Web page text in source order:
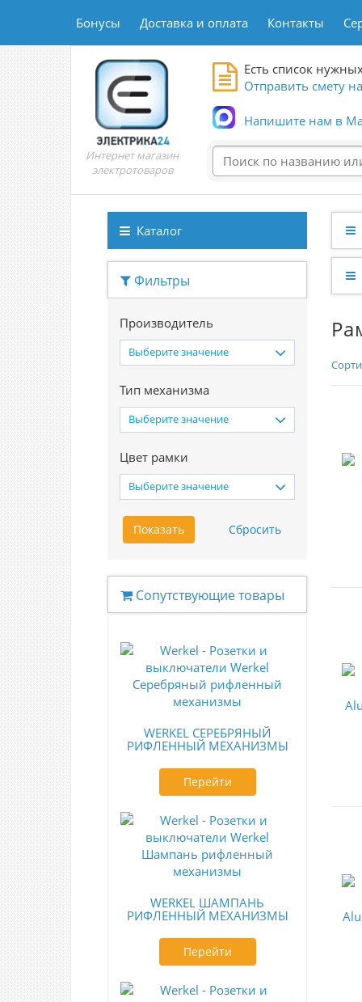
Бонусы Доставка и оплата Контакты
Интернет магазин
электротоваров
Есть список
Отправить смету
Напишите нам в
Каталог
Фильтры
Производитель
Выберите значение
Тип механизма
Выберите значение
Цвет рамки
Выберите значение
Сопутствующие товары
WERKEL СЕРЕБРЯНЫЙ
РИФЛЕННЫЙ МЕХАНИЗМЫ
Перейти
WERKEL ШАМПАНЬ
РИФЛЕННЫЙ МЕХАНИЗМЫ
Перейти